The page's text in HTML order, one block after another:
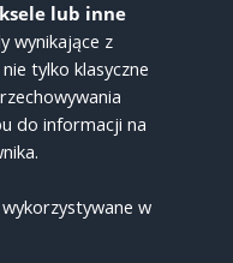
lub inne
wynikające z
tylko klasyczne
do informacji na
w